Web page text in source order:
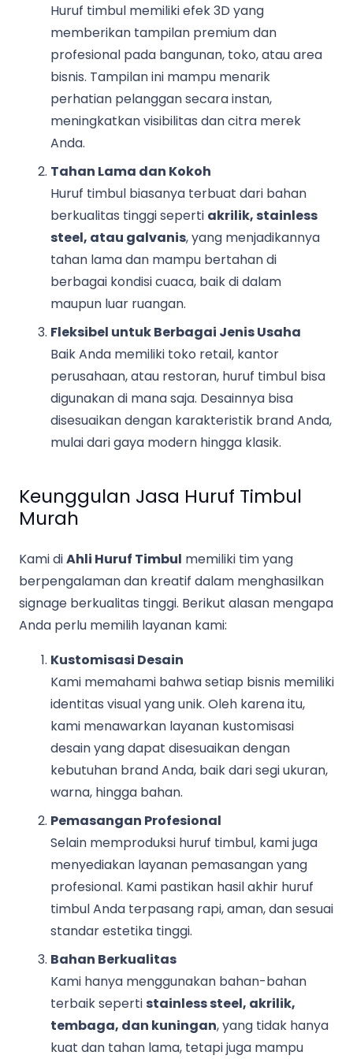
Huruf timbul memiliki efek 3D yang
memberikan tampilan premium dan
profesional pada bangunan, toko, atau area
bisnis. Tampilan ini mampu menarik
perhatian pelanggan secara instan,
meningkatkan visibilitas dan citra merek
Anda.
Tahan Lama dan Kokoh
Huruf timbul biasanya terbuat dari bahan
berkualitas tinggi seperti akrilik, stainless
steel, atau galvanis, yang menjadikannya
tahan lama dan mampu bertahan di
berbagai kondisi cuaca, baik di dalam
maupun luar ruangan.
Fleksibel untuk Berbagai Jenis Usaha
Baik Anda memiliki toko retail, kantor
perusahaan, atau restoran, huruf timbul bisa
digunakan di mana saja. Desainnya bisa
disesuaikan dengan karakteristik brand Anda,
mulai dari gaya modern hingga klasik.
Keunggulan Jasa Huruf Timbul
Murah
Kami diAhli Huruf Timbul memiliki tim yang
berpengalaman dan kreatif dalam menghasilkan
signage berkualitas tinggi. Berikut alasan mengapa
Anda perlu memilih layanan kami:
Kustomisasi Desain
Kami memahami bahwa setiap bisnis memiliki
identitas visual yang unik. Oleh karena itu,
kami menawarkan layanan kustomisasi
desain yang dapat disesuaikan dengan
kebutuhan brand Anda, baik dari segi ukuran,
warna, hingga bahan.
Pemasangan Profesional
Selain memproduksi huruf timbul, kami juga
menyediakan layanan pemasangan yang
profesional. Kami pastikan hasil akhir huruf
timbul Anda terpasang rapi, aman, dan sesuai
standar estetika tinggi.
Bahan Berkualitas
Kami hanya menggunakan bahan-bahan
terbaik seperti stainless steel, akrilik,
tembaga, dan kuningan, yang tidak hanya
kuat dan tahan lama, tetapi juga mampu